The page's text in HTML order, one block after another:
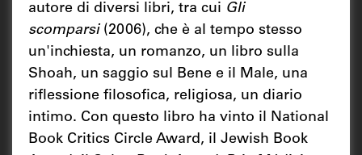
autore di diversi libri, tra cui Gli
scomparsi(2006), che è al tempo stesso
un'inchiesta, un romanzo, un libro sulla
Shoah, un saggio sul Bene e il Male, una
riflessione filosofica, religiosa, un diario
intimo. Con questo libro ha vinto il National
Book Critics Circle Award, il Jewish Book